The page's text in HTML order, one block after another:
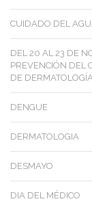
CUIDADO DEL
DEL 20 AL 23 DE
PREVENCIÓN DEL
DE
DENGUE
DERMATOLOGIA
DESMAYO
DIA DEL MÉDICO